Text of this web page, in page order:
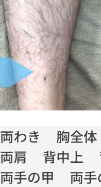
両わき
胸全体
両肩
背中上
両手の甲
両